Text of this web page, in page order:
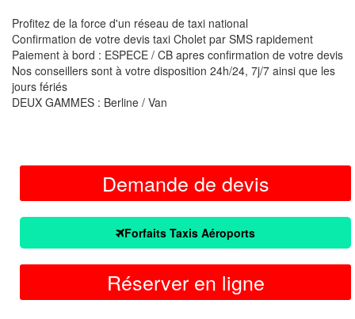
Profitez de la force d'un réseau de taxi national
Confirmation de votre devis taxi Cholet par SMS rapidement
Paiement à bord : ESPECE / CB apres confirmation de votre devis
Nos conseillers sont à votre disposition 24h/24, 7j/7 ainsi que les
jours fériés
DEUX GAMMES : Berline / Van
Demande de devis
Forfaits Taxis Aéroports
Réserver en ligne